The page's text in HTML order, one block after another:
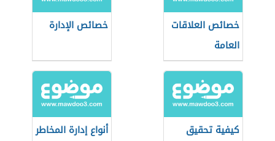
خصائص العلاقات
العامة
خصائص الإدارة
كيفية تحقيق
أنواع إدارة المخاطر